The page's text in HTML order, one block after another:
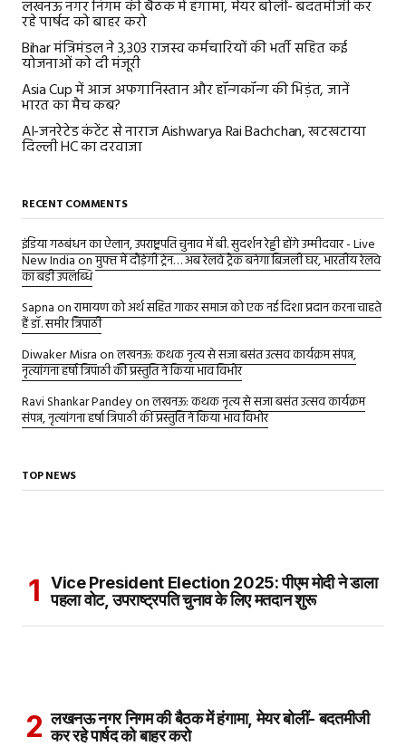
लखनऊ नगर निगम की बैठक में हंगामा, मेयर बोलीं- बदतमीजी कर
रहे पार्षद को बाहर करो
Bihar मंत्रिमंडल ने 3,303 राजस्व कर्मचारियों की भर्ती सहित कई
योजनाओं को दी मंजूरी
Asia Cup में आज अफगानिस्तान और हॉन्गकॉन्ग की भिड़ंत, जानें
भारत का मैच कब?
AI-जनरेटेड कंटेंट से नाराज Aishwarya Rai Bachchan, खटखटाया
दिल्ली HC का दरवाजा
RECENT COMMENTS
इंडिया गठबंधन का ऐलान, उपराष्ट्रपति चुनाव में बी. सुदर्शन रेड्डी होंगे उम्मीदवार - Live
New Indiaonमुफ्त में दौड़ेगी ट्रेन… अब रेलवे ट्रैक बनेगा बिजली घर, भारतीय रेलवे
का बड़ी उपलब्धि
Sapnaonरामायण को अर्थ सहित गाकर समाज को एक नई दिशा प्रदान करना चाहते
हैं डॉ. समीर त्रिपाठी
Diwaker Misraonलखनऊ: कथक नृत्य से सजा बसंत उत्सव कार्यक्रम संपन्न,
नृत्यांगना हर्षा त्रिपाठी की प्रस्तुति ने किया भाव विभोर
Ravi Shankar Pandeyonलखनऊ: कथक नृत्य से सजा बसंत उत्सव कार्यक्रम
संपन्न, नृत्यांगना हर्षा त्रिपाठी की प्रस्तुति ने किया भाव विभोर
TOP NEWS
Vice President Election 2025: पीएम मोदी ने डाला
पहला वोट, उपराष्ट्रपति चुनाव के लिए मतदान शुरू
लखनऊ नगर निगम की बैठक में हंगामा, मेयर बोलीं- बदतमीजी
कर रहे पार्षद को बाहर करो